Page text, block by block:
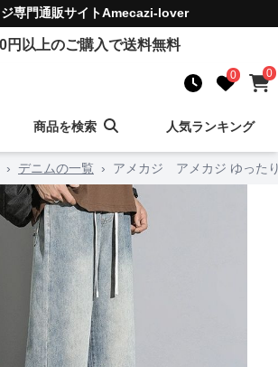
専門通販サイトAmecazi-lover
円以上のご購入で送料無料
0 0
商品を検索 人気ランキング
› デニムの一覧 › アメカジ アメカジ ゆった